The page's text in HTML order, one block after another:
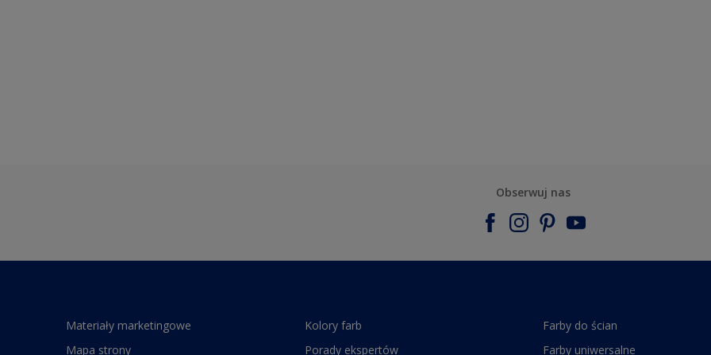
Obserwuj nas
Materiały marketingowe
Mapa strony
Kolory farb
Porady ekspertów
Farby do ścian
Farby uniwersalne